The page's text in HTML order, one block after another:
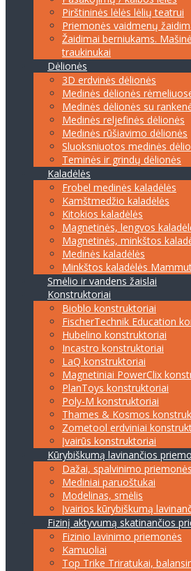
Pirštininės lėlės lėlių teatrui
Priemonės vaidmenų
Žaidimai berniukams.
traukinukai
Dėlionės
3D erdvinės dėlionės
Medinės dėlionės
Medinės dėlionės su
Medinės reljefinės dėlionės
Medinės rūšiavimo dėlionės
Sluoksniuotos medinės
Teminės ir grindų dėlionės
Kaladėlės
Frobel medinės kaladėlės
Kamštmedžio kaladėlės
Kitokios kaladėlės
Magnetinės, lengvos
Magnetinės, minkštos
Medinės kaladėlės
Minkštos kaladėlės
Smėlio ir vandens žaislai
Konstruktoriai
Bioblo konstruktoriai
FischerTechnik Education
Hubelino konstruktoriai
Incastro konstruktoriai
LaQ konstruktoriai
Magnetiniai PowerClix
PlanToys konstruktoriai
Poly-M konstruktoriai
Thames & Kosmos
Zometool erdviniai
Įvairūs konstruktoriai
Kūrybiškumą lavinančios
Dažai, spalvinimo priemonės
Mediniai paruoštukai
Modelinas, smėlis
Įvairios kūrybiškumą
Fizinį aktyvumą skatinančios
Fizinio lavinimo priemonės
Kamuoliai
Top Trike Triratukai,